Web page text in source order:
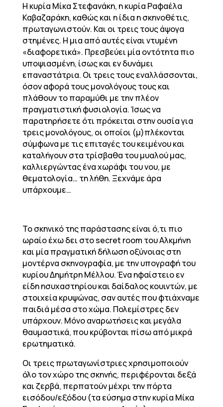
Η κυρία Μίκα Στεφανάκη, η κυρία Ραφαέλα
Καβαζαράκη, καθώς και η ίδια η σκηνοθέτις,
πρωταγωνιστούν. Και οι τρεις τους άψογα
στημένες. Η μια από αυτές είναι ντυμένη
«διαφορετικά». Πρεσβεύει μία οντότητα πιο
υποψιασμένη, ίσως και εν δυνάμει
επαναστάτρια. Οι τρεις τους εναλλάσσονται,
όσον αφορά τους μονολόγους τους και
πλάθουν το παραμύθι με την πλέον
πραγματιστική φυσιολογία. Ίσως να
παρατηρήσετε ότι πρόκειται στην ουσία για
τρεις μονολόγους, οι οποίοι (μ)πλέκονται
σύμφωνα με τις επιταγές του κειμένου και
καταλήγουν στα τρίσβαθα του μυαλού μας,
καλλιεργώντας ένα χωράφι του νου, με
θεματολογία… τη λήθη. Ξεχνάμε άρα
υπάρχουμε…
Το σκηνικό της παράστασης είναι ό,τι πιο
ωραίο έχω δει στο secret room του Αλκμήνη
και μία πραγματική δήλωση οξύνοιας στη
μοντέρνα σκηνογραφία, με την υπογραφή του
κυρίου Δημήτρη Μέλλου. Ένα ηφαίστειο εν
είδη ησυχαστηρίου και δαίδαλος κουιντών, με
στοιχεία κρυψώνας, σαν αυτές που φτιάχναμε
παιδιά μέσα στο χώμα. Πολεμίστρες δεν
υπάρχουν. Μόνο αναρωτήσεις και μεγάλα
θαυμαστικά, που κρύβονται πίσω από μικρά
ερωτηματικά.
Οι τρεις πρωταγωνίστριες χρησιμοποιούν
όλο τον χώρο της σκηνής, περιφέρονται δεξά
και ζερβά, περπατούν μέχρι την πόρτα
εισόδου/εξόδου (τα εύσημα στην κυρία Μίκα